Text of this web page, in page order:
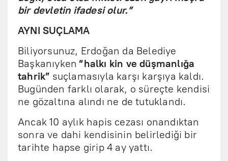
bir devletin ifadesi olur.”
AYNI SUÇLAMA
Biliyorsunuz, Erdoğan da Belediye
Başkanıyken “halkı kin ve düşmanlığa
tahrik” suçlamasıyla karşı karşıya kaldı.
Bugünden farklı olarak, o süreçte kendisi
ne gözaltına alındı ne de tutuklandı.
Ancak 10 aylık hapis cezası onandıktan
sonra ve dahi kendisinin belirlediği bir
tarihte hapse girip 4 ay yattı.